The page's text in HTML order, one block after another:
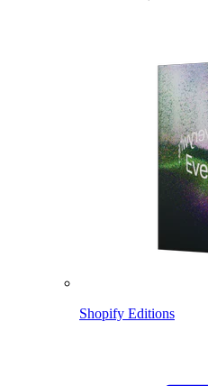
Shopify Editions